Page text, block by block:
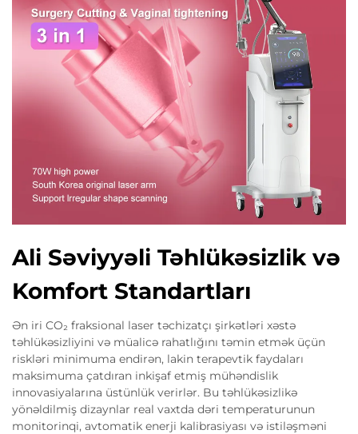
Ali Səviyyəli Təhlükəsizlik və
Komfort Standartları
Ən iri CO₂ fraksional laser təchizatçı şirkətləri xəstə
təhlükəsizliyini və müalicə rahatlığını təmin etmək üçün
riskləri minimuma endirən, lakin terapevtik faydaları
maksimuma çatdıran inkişaf etmiş mühəndislik
innovasiyalarına üstünlük verirlər. Bu təhlükəsizlikə
yönəldilmiş dizaynlar real vaxtda dəri temperaturunun
monitorinqi, avtomatik enerji kalibrasiyası və istiləşməni